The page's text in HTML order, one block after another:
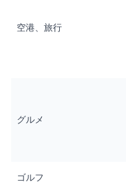
空港、旅行
グルメ
ゴルフ